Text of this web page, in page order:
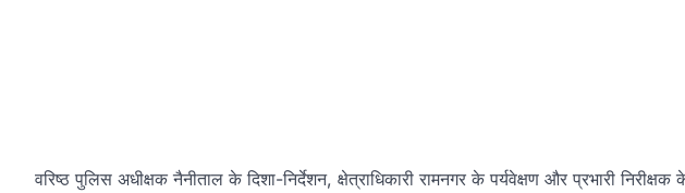
वरिष्ठ पुलिस अधीक्षक नैनीताल के दिशा-निर्देशन, क्षेत्राधिकारी रामनगर के पर्यवेक्षण और प्रभारी